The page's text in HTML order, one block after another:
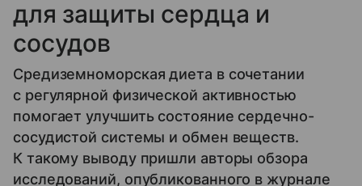
для защиты сердца и
сосудов
Средиземноморская диета в сочетании
с регулярной физической активностью
помогает улучшить состояние сердечно-
сосудистой системы и обмен веществ.
К такому выводу пришли авторы обзора
исследований, опубликованного в журнале